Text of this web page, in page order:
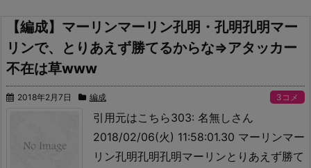
【編成】マーリンマーリン孔明・孔明孔明マー
リンで、とりあえず勝てるからな⇒アタッカー
不在は草www
2018年2月7日 編成 3コメ
引用元はこちら303: 名無しさん
2018/02/06(火) 11:58:01.30 マーリンマー
リン孔明孔明孔明マーリン とりあえず勝て